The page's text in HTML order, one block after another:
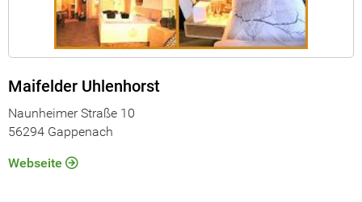
Maifelder Uhlenhorst
Naunheimer Straße 10
56294 Gappenach
Webseite